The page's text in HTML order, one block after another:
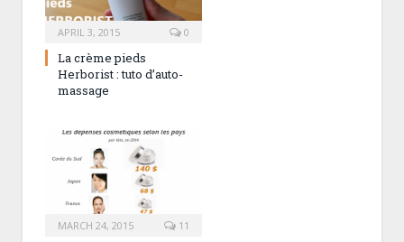
APRIL 3, 2015 0
La crème pieds
Herborist : tuto d’auto-
massage
MARCH 24, 2015 11